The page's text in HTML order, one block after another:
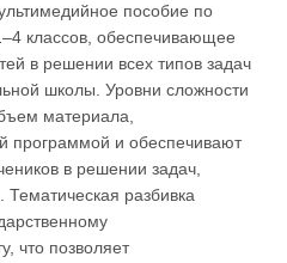
пособие по
классов, обеспечивающее
в решении всех типов задач
школы. Уровни сложности
материала,
программой и обеспечивают
в решении задач,
разбивка
что позволяет